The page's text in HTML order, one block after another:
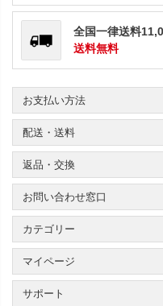
全国一律送料
送料無料
お支払い方法
配送・送料
返品・交換
お問い合わせ窓口
カテゴリー
マイページ
サポート